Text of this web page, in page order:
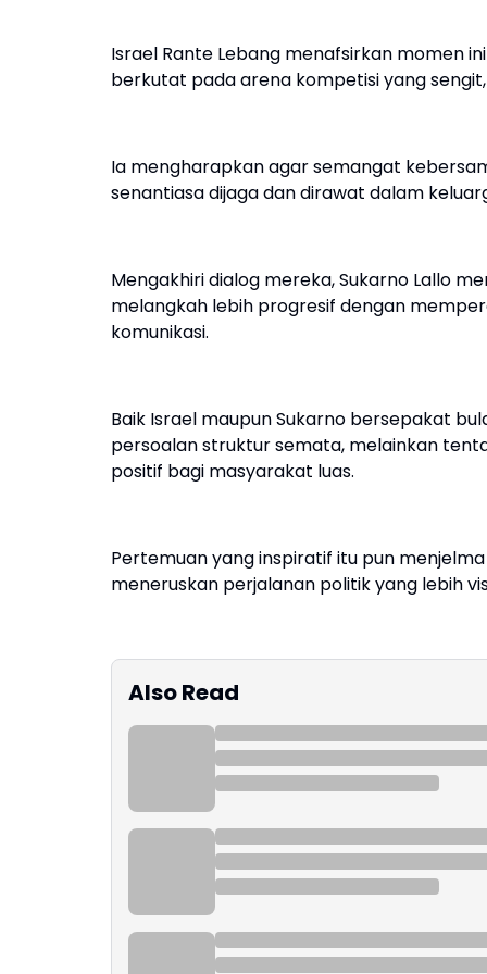
Israel Rante Lebang menafsirkan momen
berkutat pada arena kompetisi yang
Ia mengharapkan agar semangat
senantiasa dijaga dan dirawat dalam
Mengakhiri dialog mereka, Sukarno Lallo
melangkah lebih progresif dengan
komunikasi.
Baik Israel maupun Sukarno bersepakat
persoalan struktur semata, melainkan
positif bagi masyarakat luas.
Pertemuan yang inspiratif itu pun
meneruskan perjalanan politik yang lebih
Also Read